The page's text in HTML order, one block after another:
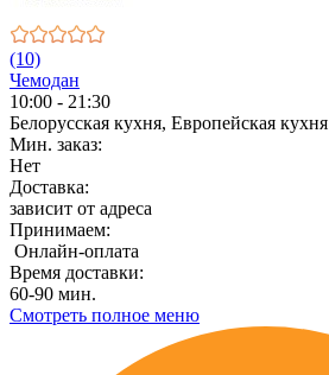
(10)
Чемодан
10:00 - 21:30
Белорусская кухня, Европейская кухня
Мин. заказ:
Нет
Доставка:
зависит от адреса
Принимаем:
Онлайн-оплата
Время доставки:
60-90 мин.
Смотреть полное меню